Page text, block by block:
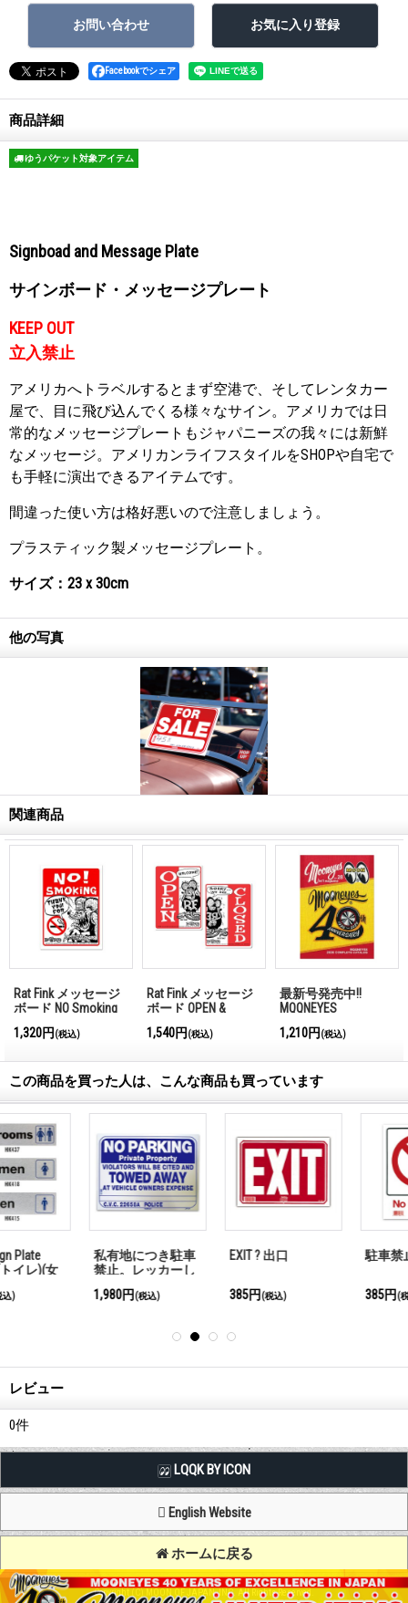
Facebookでシェア
商品詳細
ゆうパケット対象アイテム
Signboad and Message Plate
サインボード・メッセージプレート
KEEP OUT
立入禁止
アメリカへトラベルするとまず空港で、そしてレンタカー
屋で、目に飛び込んでくる様々なサイン。アメリカでは日
常的なメッセージプレートもジャパニーズの我々には新鮮
なメッセージ。アメリカンライフスタイルをSHOPや自宅で
も手軽に演出できるアイテムです。
間違った使い方は格好悪いので注意しましょう。
プラスティック製メッセージプレート。
サイズ：23 x 30cm
他の写真
関連商品
Rat Fink メッセージ
ボード NO Smoking
1,320円 (税込)
Rat Fink メッセージ
ボード OPEN &
1,540円 (税込)
最新号発売中!!
MQQNEYES
Magazine No.28 2026
1,210円 (税込)
この商品を買った人は、こんな商品も買っています
私有地につき駐車
禁止。レッカーし
1,980円
EXIT ? 出口
385円
駐車禁止
385円
レビュー
0件
LQQK BY ICON
English Website
ホームに戻る
Copyright (C) MOON OF JAPAN, INC. All Rights Reserved.